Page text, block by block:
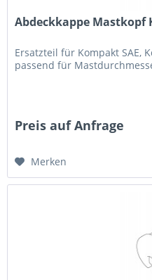
Abdeckkappe Mastkopf
Ersatzteil für Kompakt SAE,
passend für
Preis auf Anfrage
Merken